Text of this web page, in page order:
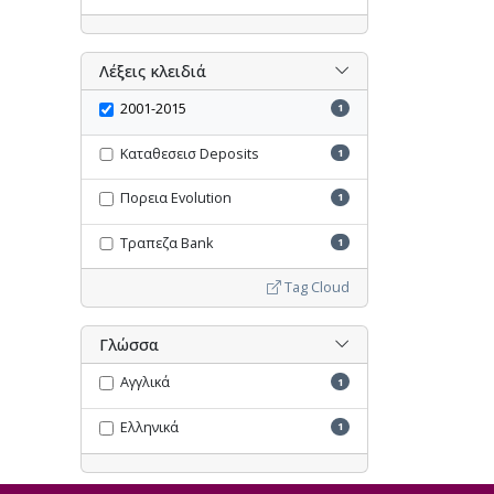
Λέξεις κλειδιά
2001-2015 1
Καταθεσεισ Deposits 1
Πορεια Evolution 1
Τραπεζα Bank 1
Tag Cloud
Γλώσσα
Αγγλικά 1
Ελληνικά 1